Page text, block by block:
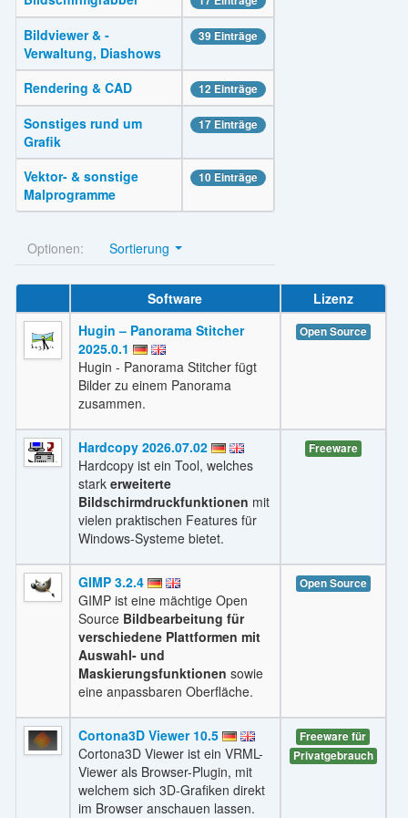
Bildviewer & -
Verwaltung, Diashows
39 Einträge
Rendering & CAD 12 Einträge
Sonstiges rund um
Grafik
17 Einträge
Vektor- & sonstige
Malprogramme
10 Einträge
Optionen: Sortierung
Software
Lizenz
Hugin – Panorama Stitcher
2025.0.1
Hugin - Panorama Stitcher fügt
Bilder zu einem Panorama
zusammen.
Open Source
Hardcopy 2026.07.02
Hardcopy ist ein Tool, welches
stark erweiterte
Bildschirmdruckfunktionen mit
vielen praktischen Features für
Windows-Systeme bietet.
Freeware
GIMP 3.2.4
GIMP ist eine mächtige Open
Source Bildbearbeitung für
verschiedene Plattformen mit
Auswahl- und
Maskierungsfunktionen sowie
eine anpassbaren Oberfläche.
Open Source
Cortona3D Viewer 10.5
Cortona3D Viewer ist ein VRML-
Viewer als Browser-Plugin, mit
welchem sich 3D-Grafiken direkt
im Browser anschauen lassen.
Freeware für
Privatgebrauch